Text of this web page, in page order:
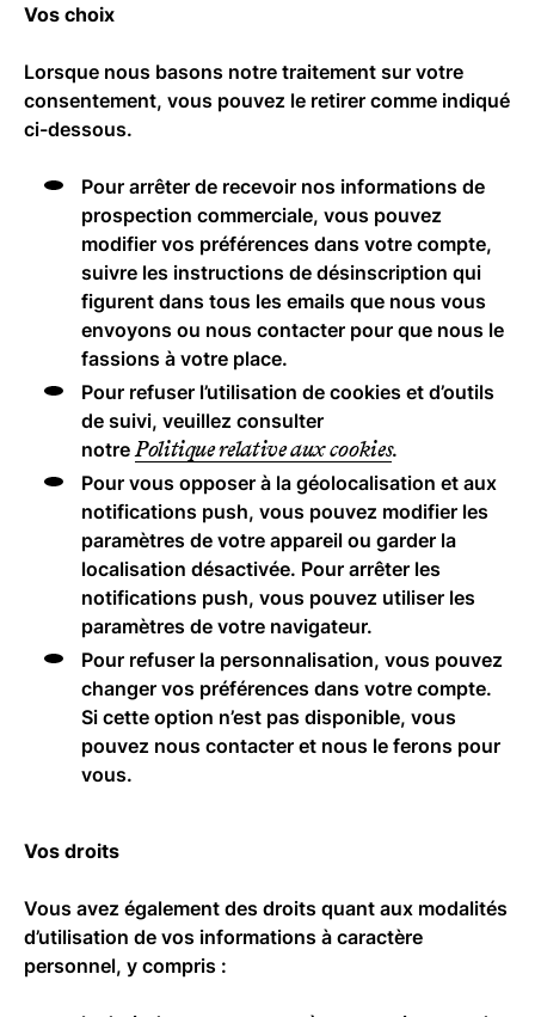
Vos choix
Lorsque nous basons notre traitement sur votre
consentement, vous pouvez le retirer comme indiqué
ci-dessous.
Pour arrêter de recevoir nos informations de
prospection commerciale, vous pouvez
modifier vos préférences dans votre compte,
suivre les instructions de désinscription qui
figurent dans tous les emails que nous vous
envoyons ou nous contacter pour que nous le
fassions à votre place.
Pour refuser l’utilisation de cookies et d’outils
de suivi, veuillez consulter
notre Politique relative aux cookies.
Pour vous opposer à la géolocalisation et aux
notifications push, vous pouvez modifier les
paramètres de votre appareil ou garder la
localisation désactivée. Pour arrêter les
notifications push, vous pouvez utiliser les
paramètres de votre navigateur.
Pour refuser la personnalisation, vous pouvez
changer vos préférences dans votre compte.
Si cette option n’est pas disponible, vous
pouvez nous contacter et nous le ferons pour
vous.
Vos droits
Vous avez également des droits quant aux modalités
d’utilisation de vos informations à caractère
personnel, y compris :